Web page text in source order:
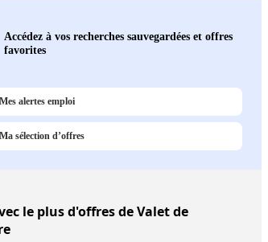
Accédez à vos recherches sauvegardées et offres
favorites
Mes alertes emploi
Ma sélection d’offres
le plus d'offres de Valet de